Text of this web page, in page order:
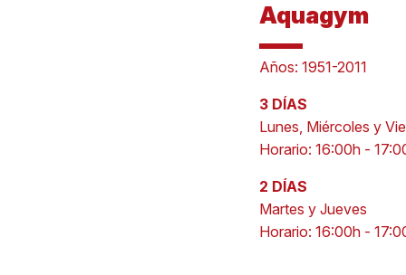
Aquagym
Años: 1951-2011
3 DÍAS
Lunes, Miércoles y
Horario: 16:00h -
2 DÍAS
Martes y Jueves
Horario: 16:00h -